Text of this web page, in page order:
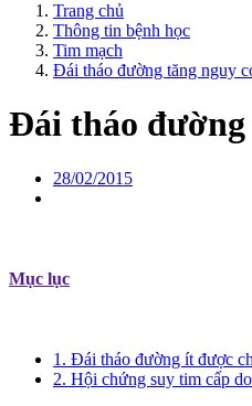
Trang chủ
Thông tin bệnh học
Tim mạch
Đái tháo đường tăng nguy
Đái tháo
28/02/2015
Mục lục
1. Đái tháo đường ít được
2. Hội chứng suy tim cấp